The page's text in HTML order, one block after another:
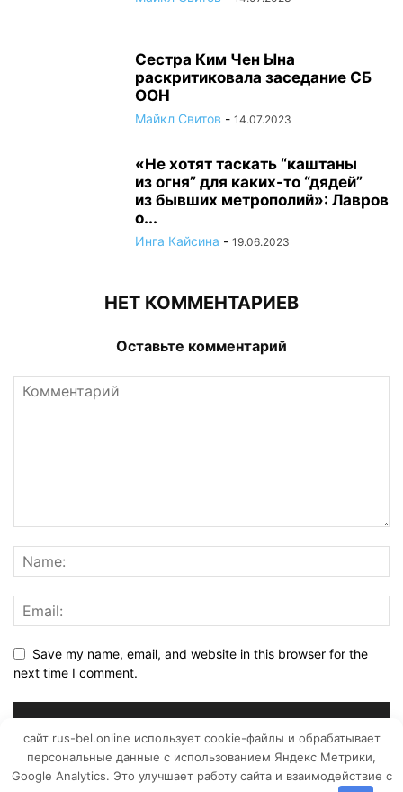
Сестра Ким Чен Ына
раскритиковала заседание СБ
ООН
Майкл Свитов - 14.07.2023
«Не хотят таскать “каштаны
из огня” для каких-то “дядей”
из бывших метрополий»: Лавров
о...
Инга Кайсина - 19.06.2023
НЕТ КОММЕНТАРИЕВ
Оставьте комментарий
Save my name, email, and website in this browser for the
next time I comment.
сайт rus-bel.online использует cookie-файлы и обрабатывает
персональные данные с использованием Яндекс Метрики,
Google Analytics. Это улучшает работу сайта и взаимодействие с